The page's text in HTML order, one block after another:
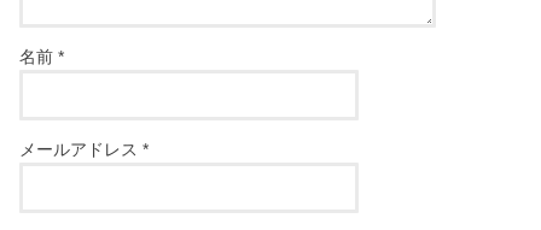
名前*
メールアドレス*